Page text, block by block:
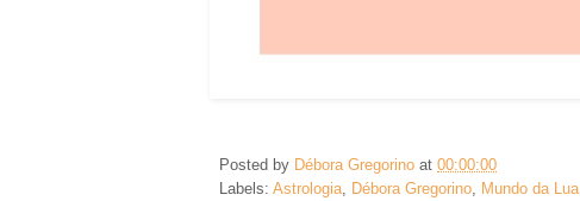
Posted by Débora Gregorino at 00:00:00
Labels: Astrologia Débora Gregorino Mundo da Lua